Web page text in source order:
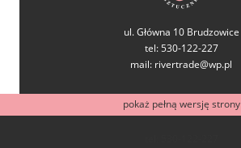
ul. Główna 10 Brudzowice
tel: 530-122-227
mail: rivertrade@wp.pl
pokaż pełną wersję strony